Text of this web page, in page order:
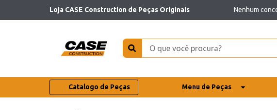
Loja CASE Construction de Peças Originais Nenhum
Catalogo de Peças Menu de Peças